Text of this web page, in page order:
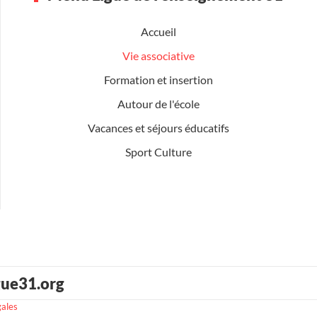
Accueil
Vie associative
Formation et insertion
Autour de l'école
Vacances et séjours éducatifs
Sport Culture